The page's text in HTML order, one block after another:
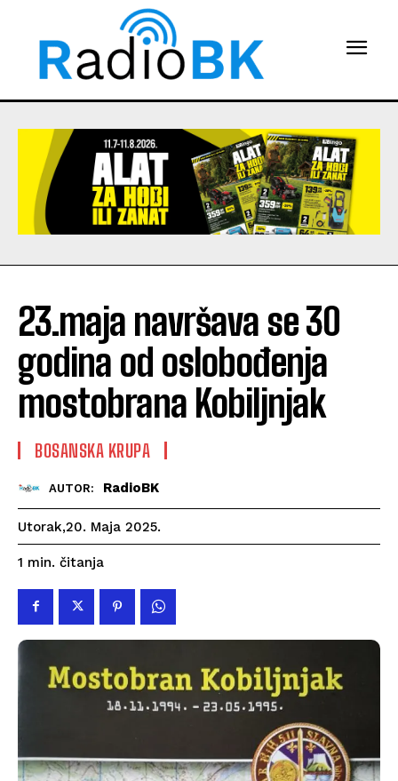
23.maja navršava se 30
godina od oslobođenja
mostobrana Kobiljnjak
BOSANSKA KRUPA
AUTOR: RadioBK
Utorak,20. Maja 2025.
1 min. čitanja